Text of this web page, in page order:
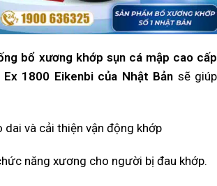
bổ xương khớp sụn cá mập cao cấp
1800 Eikenbi của Nhật Bản sẽ giúp
dai và cải thiện vận động khớp
năng xương cho người bị đau khớp.